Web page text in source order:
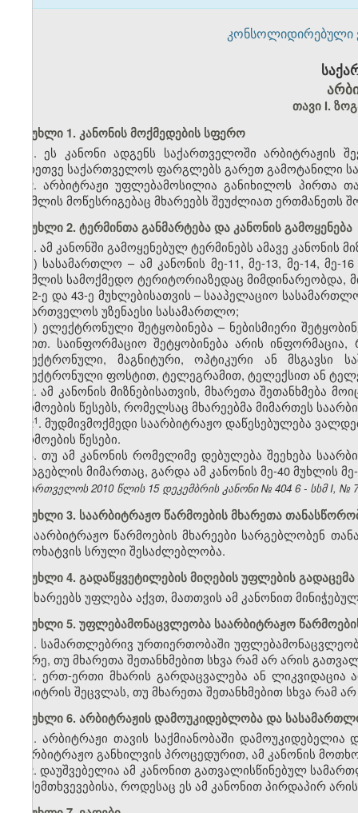
კონსოლიდირებული
თავი I.
მუხლი 1. კანონის მოქმედების სფერო
1. ეს კანონი ადგენს საქართველოში არბიტრაჟის
აგრეთვე საქართველოს ფარგლებს გარეთ გამოტანილი
2. არბიტრაჟი უფლებამოსილია განიხილოს პირთა
რომლის მოწესრიგებაც მხარეებს შეუძლიათ ერთმანეთს
მუხლი 2. ტერმინთა განმარტება და კანონის გამოყენება
1. ამ კანონში გამოყენებულ ტერმინებს ამავე კანონის
ა) სასამართლო – ამ კანონის მე-11, მე-13, მე-14,
რომლის სამოქმედო ტერიტორიაზედაც მიმდინარეობდა,
ე, 42-ე და 43-ე მუხლებისათვის – სააპელაციო
საქართველოს უზენაესი სასამართლო;
ბ) ელექტრონული შეტყობინება – ნებისმიერი
სახით. საინფორმაციო შეტყობინება არის
ელექტრონული, მაგნიტური, ოპტიკური ან მსგავსი
ელექტრონული ფოსტით, ტელეგრამით, ტელექსით ან
2. ამ კანონის მიზნებისათვის, მხარეთა შეთანხმება
წარმოების წესებს, რომელსაც მხარეებმა მიმართეს
2​1. მუდმივმოქმედი საარბიტრაჟო დაწესებულება
წარმოების წესები.
3. თუ ამ კანონის რომელიმე დებულება შეეხება
შესაგებლის მიმართაც, გარდა ამ კანონის მე-40 მუხლის მე-
საქართველოს 2010 წლის 15 დეკემბრის კანონი № 404 6 - სსმ I, № 7
მუხლი 3. საარბიტრაჟო წარმოების მხარეთა
საარბიტრაჟო წარმოების მხარეები სარგებლობენ
გამოხატვის სრული შესაძლებლობა.
მუხლი 4. გადაწყვეტილების მიღების უფლების გადაცემა
მხარეებს უფლება აქვთ, მათთვის ამ კანონით
მუხლი 5. უფლებამონაცვლეობა საარბიტრაჟო
1. სამართლებრივ ურთიერთობაში
მხარე, თუ მხარეთა შეთანხმებით სხვა რამ არ არის
2. ერთ-ერთი მხარის გარდაცვალება ან ლიკვიდაცია
არბიტრის შეცვლას, თუ მხარეთა შეთანხმებით სხვა რამ
მუხლი 6. არბიტრაჟის დამოუკიდებლობა და
1. არბიტრაჟი თავის საქმიანობაში
საარბიტრაჟო განხილვის პროცედურით, ამ კანონის
2. დაუშვებელია ამ კანონით გათვალისწინებულ
იმ შემთხვევებისა, როდესაც ეს ამ კანონით პირდაპირ